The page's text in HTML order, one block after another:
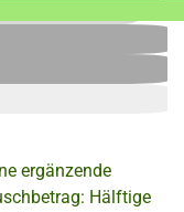
ergänzende
Hälftige